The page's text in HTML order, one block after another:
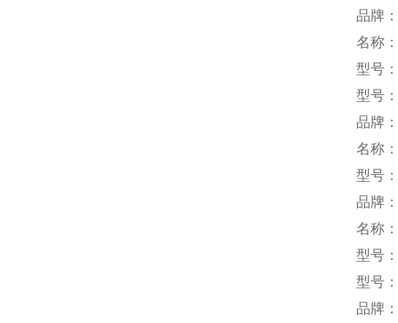
品牌
名称
型号
型号
品牌
名称
型号
品牌
名称
型号
型号
品牌